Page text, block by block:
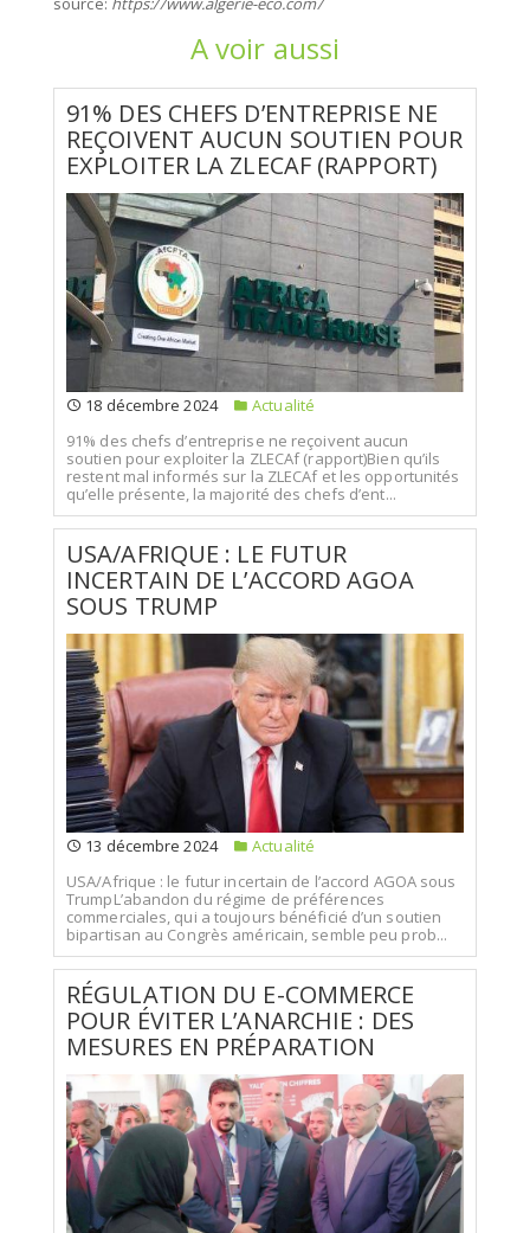
A voir aussi
91% DES CHEFS D’ENTREPRISE NE
REÇOIVENT AUCUN SOUTIEN POUR
EXPLOITER LA ZLECAF (RAPPORT)
18 décembre 2024
Actualité
91% des chefs d’entreprise ne reçoivent aucun
soutien pour exploiter la ZLECAf (rapport)Bien qu’ils
restent mal informés sur la ZLECAf et les opportunités
qu’elle présente, la majorité des chefs d’ent...
USA/AFRIQUE : LE FUTUR
INCERTAIN DE L’ACCORD AGOA
SOUS TRUMP
13 décembre 2024
Actualité
USA/Afrique : le futur incertain de l’accord AGOA sous
TrumpL’abandon du régime de préférences
commerciales, qui a toujours bénéficié d’un soutien
bipartisan au Congrès américain, semble peu prob...
RÉGULATION DU E-COMMERCE
POUR ÉVITER L’ANARCHIE : DES
MESURES EN PRÉPARATION